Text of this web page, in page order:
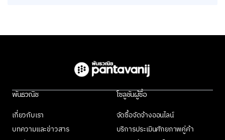
พันธวณิช
เกี่ยวกับเรา
บทความและข่าวสาร
โซลูชันผู้ซื้อ
จัดซื้อจัดจ้างออนไลน์
บริการประเมินศักยภาพคู่ค้า